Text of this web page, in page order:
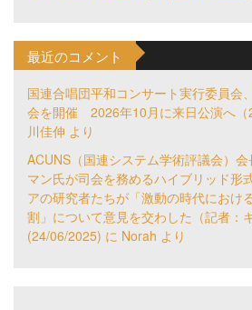
最近のコメント
国連合唱団平和コンサート実行委員会
会を開催 2026年10月に来日公演へ（
川佳伸 より
ACUNS（国連システム学術評議会）
マン氏が司会を務めるハイブリッド形
アの研究者たちが「激動の時代におけ
割」について意見を交わした（記者：
(24/06/2025) に Norah より